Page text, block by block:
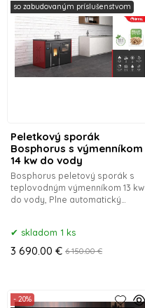
Peletkový sporák
Bosphorus s výmenníkom
14 kw do vody
Bosphorus peletový sporák s
teplovodným výmenníkom 13 kw
do vody, Plne automatický
pelety Bosphorus so sklo
so zabudovaným príslušenstvom
skladom 1 ks
3 690.00 € 6 150.00 €
- 20%